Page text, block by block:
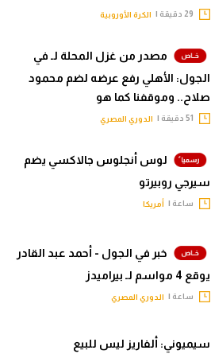
الكرة الأوروبية
مصدر من غزل المحلة لـ في
الجول: الأهلي رفع عرضه لضم محمود
صلاح.. وموقفنا كما هو
الدوري المصري
لوس أنجلوس جالاكسي يضم
سيرجي روبيرتو
ساعة | أمريكا
خبر في الجول - أحمد عبد القادر
يوقع 4 مواسم لـ بيراميدز
ساعة | الدوري المصري
سيميوني: ألفاريز ليس للبيع